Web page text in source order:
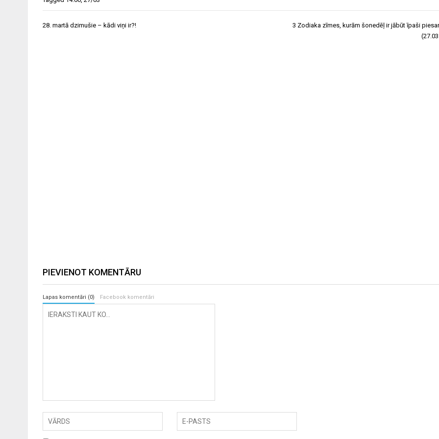
Ziņu
28. martā dzimušie – kādi viņi ir?!
3 Zodiaka zīmes, kurām šonedēļ ir jābūt īpaši
PIEVIENOT KOMENTĀRU
Lapas komentāri (0) Facebook komentāri